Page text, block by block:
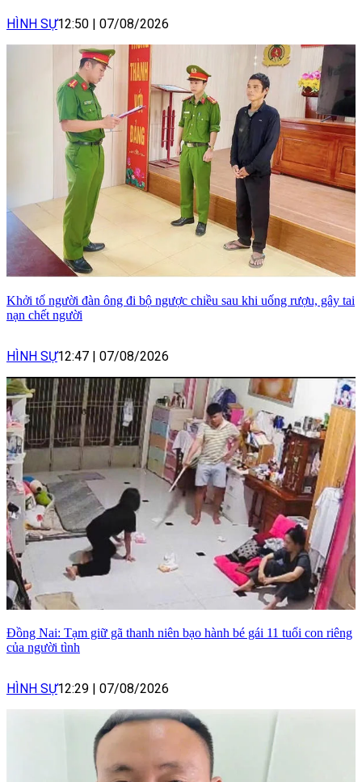
HÌNH SỰ12:50 | 07/08/2026
Khởi tố người đàn ông đi bộ ngược chiều sau khi uống rượu, gây tai
nạn chết người
HÌNH SỰ12:47 | 07/08/2026
Đồng Nai: Tạm giữ gã thanh niên bạo hành bé gái 11 tuổi con riêng
của người tình
HÌNH SỰ12:29 | 07/08/2026